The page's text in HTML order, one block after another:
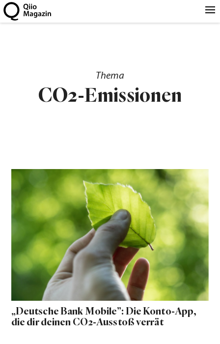
Thema
CO2-Emissionen
„Deutsche Bank Mobile”: Die Konto-App,
die dir deinen CO2-Ausstoß verrät